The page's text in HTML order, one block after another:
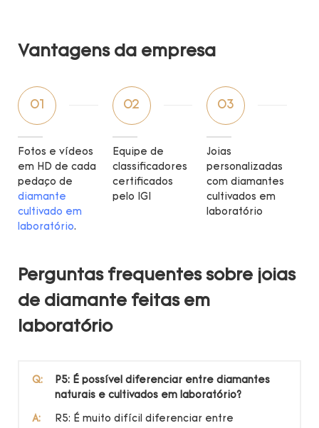
Vantagens da empresa
01
Fotos e vídeos
em HD de cada
pedaço de
diamante
cultivado em
laboratório.
02
Equipe de
classificadores
certificados
pelo IGI
03
Joias
personalizadas
com diamantes
cultivados em
laboratório
Perguntas frequentes sobre joias
de diamante feitas em
laboratório
Q:
P5: É possível diferenciar entre diamantes
naturais e cultivados em laboratório?
A:
R5: É muito difícil diferenciar entre